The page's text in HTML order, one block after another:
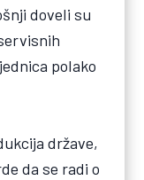
doveli su
polako
države,
da se radi o